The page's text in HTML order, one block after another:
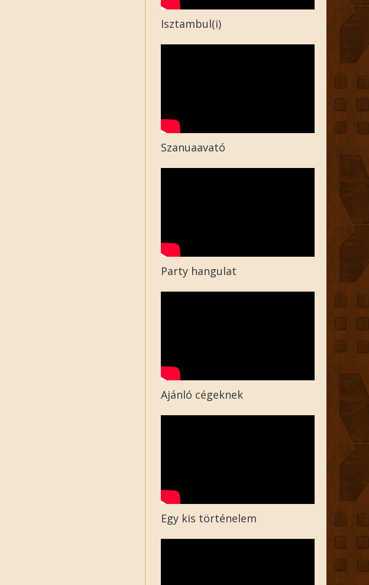
Isztambul(i)
Szanuaavató
Party hangulat
Ajánló cégeknek
Egy kis történelem